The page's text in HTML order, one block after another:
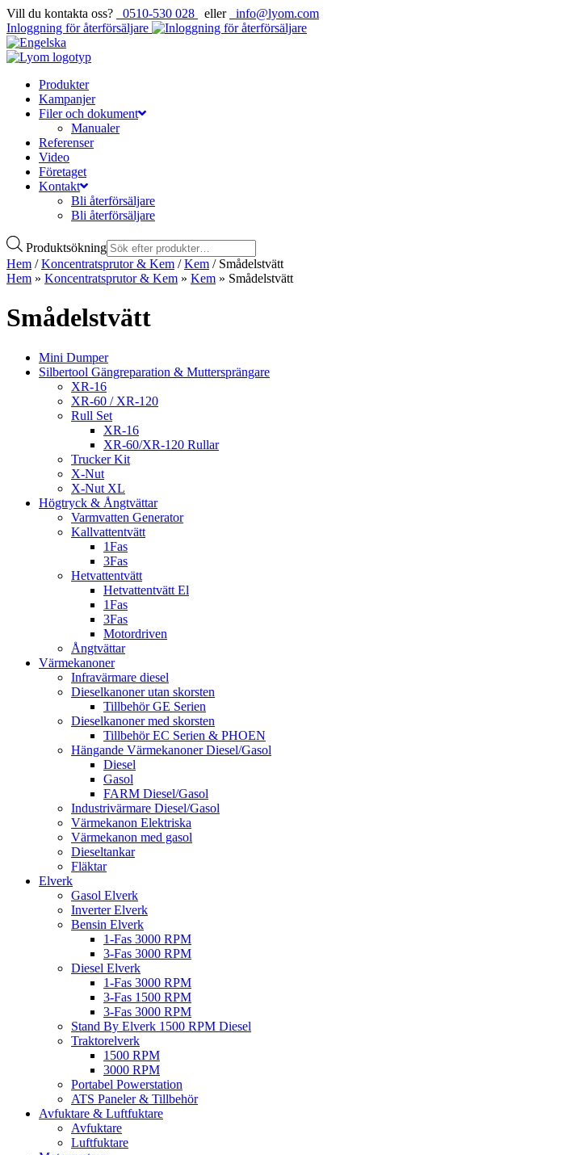
Vill du kontakta oss? 0510-530 028 eller
info@lyom.com
Inloggning för återförsäljare
Produkter
Kampanjer
Filer och dokument
Manualer
Referenser
Video
Företaget
Kontakt
Bli återförsäljare
Bli återförsäljare
Produktsökning
Hem /Koncentratsprutor & Kem /Kem / Smådelstvätt
Hem » Koncentratsprutor & Kem » Kem » Smådelstvätt
Smådelstvätt
Mini Dumper
Silbertool Gängreparation & Muttersprängare
XR-16
XR-60 / XR-120
Rull Set
XR-16
XR-60/XR-120 Rullar
Trucker Kit
X-Nut
X-Nut XL
Högtryck & Ångtvättar
Varmvatten Generator
Kallvattentvätt
1Fas
3Fas
Hetvattentvätt
Hetvattentvätt El
1Fas
3Fas
Motordriven
Ångtvättar
Värmekanoner
Infravärmare diesel
Dieselkanoner utan skorsten
Tillbehör GE Serien
Dieselkanoner med skorsten
Tillbehör EC Serien & PHOEN
Hängande Värmekanoner Diesel/Gasol
Diesel
Gasol
FARM Diesel/Gasol
Industrivärmare Diesel/Gasol
Värmekanon Elektriska
Värmekanon med gasol
Dieseltankar
Fläktar
Elverk
Gasol Elverk
Inverter Elverk
Bensin Elverk
1-Fas 3000 RPM
3-Fas 3000 RPM
Diesel Elverk
1-Fas 3000 RPM
3-Fas 1500 RPM
3-Fas 3000 RPM
Stand By Elverk 1500 RPM Diesel
Traktorelverk
1500 RPM
3000 RPM
Portabel Powerstation
ATS Paneler & Tillbehör
Avfuktare & Luftfuktare
Avfuktare
Luftfuktare